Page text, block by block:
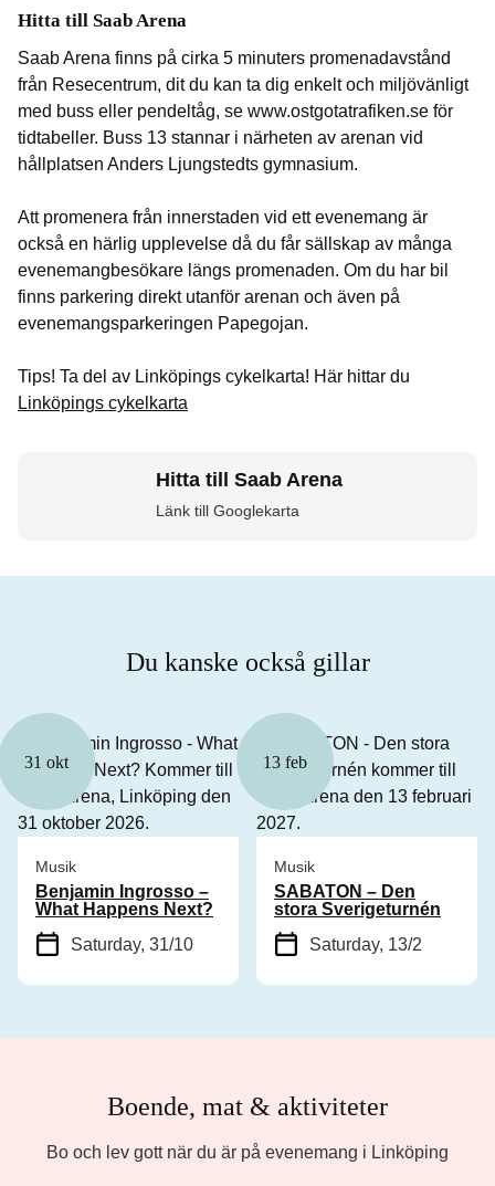
Hitta till Saab Arena
Saab Arena finns på cirka 5 minuters promenadavstånd
från Resecentrum, dit du kan ta dig enkelt och miljövänligt
med buss eller pendeltåg, se www.ostgotatrafiken.se för
tidtabeller. Buss 13 stannar i närheten av arenan vid
hållplatsen Anders Ljungstedts gymnasium.
Att promenera från innerstaden vid ett evenemang är
också en härlig upplevelse då du får sällskap av många
evenemangbesökare längs promenaden. Om du har bil
finns parkering direkt utanför arenan och även på
evenemangsparkeringen Papegojan.
Tips! Ta del av Linköpings cykelkarta! Här hittar du
Linköpings cykelkarta
Hitta till Saab Arena
Länk till Googlekarta
Du kanske också gillar
31 okt
Musik
Benjamin Ingrosso –
What Happens Next?
Saturday, 31/10
13 feb
Musik
SABATON – Den
stora Sverigeturnén
Saturday, 13/2
Boende, mat & aktiviteter
Bo och lev gott när du är på evenemang i Linköping